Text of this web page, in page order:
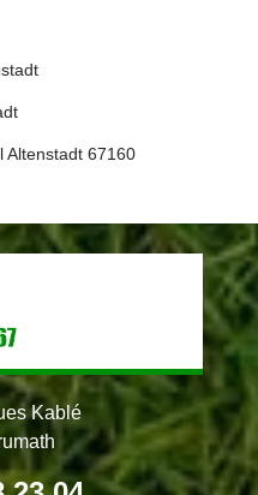
Altenstadt 67160
Kablé